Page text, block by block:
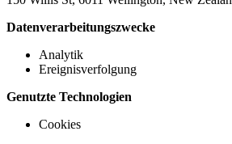
Datenverarbeitungszwecke
Analytik
Ereignisverfolgung
Genutzte Technologien
Cookies